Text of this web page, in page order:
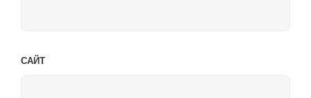
САЙТ